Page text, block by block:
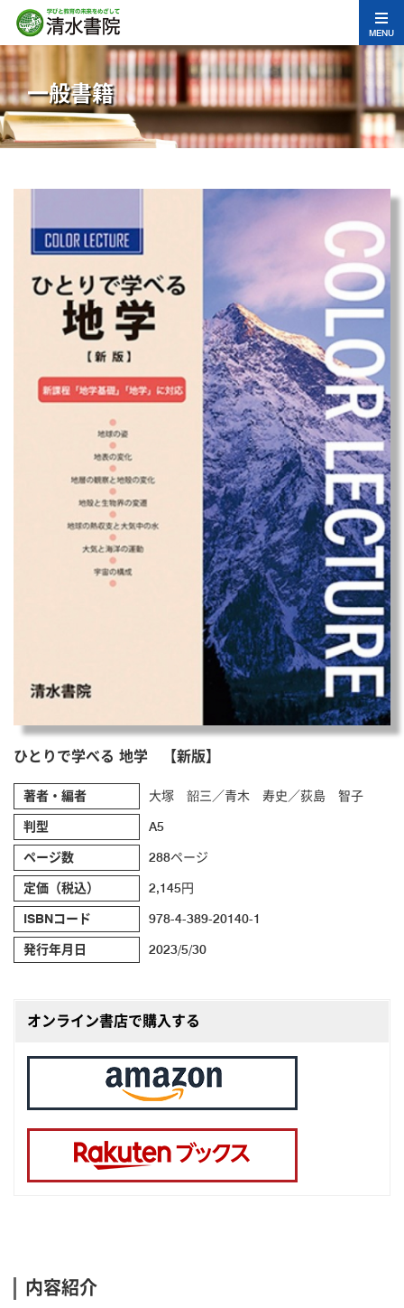
MENU
一般書籍
ひとりで学べる 地学 【新版】
著者・編者 大塚 韶三／青木 寿史／荻島 智子
判型 A5
ページ数 288ページ
定価（税込） 2,145円
ISBNコード 978-4-389-20140-1
発行年月日 2023/5/30
オンライン書店で購入する
内容紹介